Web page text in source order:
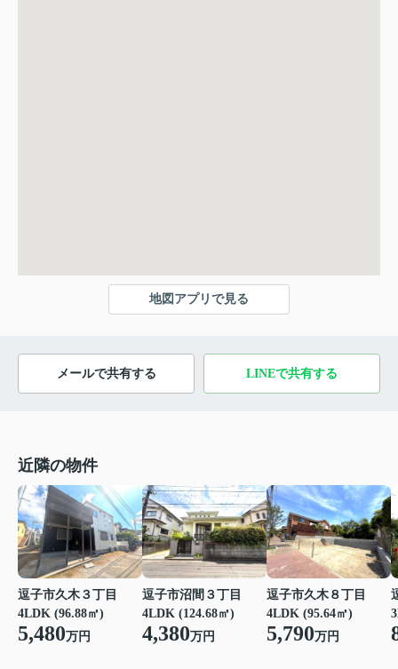
地図アプリで見る
メールで共有する LINEで共有する
近隣の物件
逗子市久木３丁目
4LDK (96.88㎡)
5,480万円
逗子市沼間３丁目
4LDK (124.68㎡)
4,380万円
逗子市久木８丁目
4LDK (95.64㎡)
5,790万円